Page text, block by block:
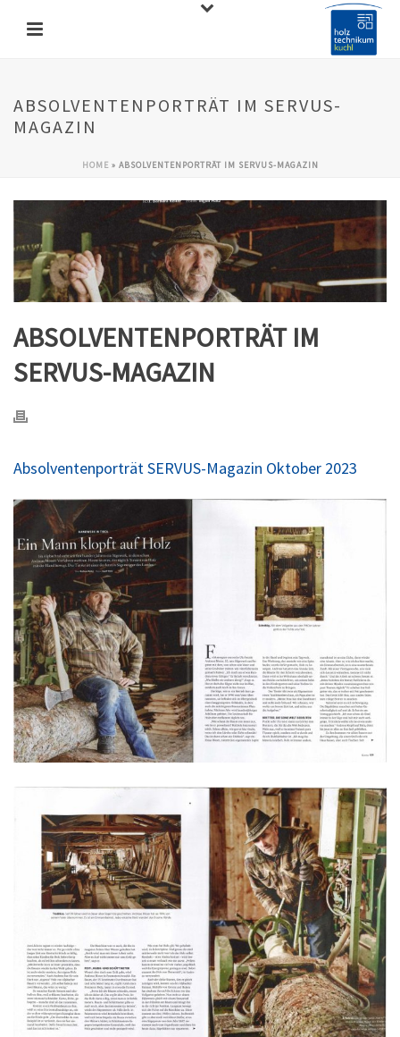
ABSOLVENTENPORTRÄT IM SERVUS-
MAGAZIN
HOME» ABSOLVENTENPORTRÄT IM SERVUS-MAGAZIN
ABSOLVENTENPORTRÄT IM
SERVUS-MAGAZIN
Absolventenporträt SERVUS-Magazin Oktober 2023